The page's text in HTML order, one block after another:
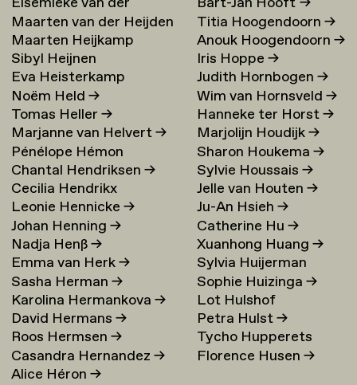
Heijden→
Maarten van der Heijden
→
Maarten Heijkamp
Sibyl Heijnen
Eva Heisterkamp
Noëm Held→
Tomas Heller→
Marjanne van Helvert→
Pénélope Hémon
Chantal Hendriksen→
Cecilia Hendrikx
Leonie Hennicke→
Johan Henning→
Nadja Henß→
Emma van Herk→
Sasha Herman→
Karolina Hermankova→
David Hermans→
Roos Hermsen→
Casandra Hernandez→
Alice Héron→
Titia Hoogendoorn→
Anouk Hoogendoorn→
Iris Hoppe→
Judith Hornbogen→
Wim van Hornsveld→
Hanneke ter Horst→
Marjolijn Houdijk→
Sharon Houkema→
Sylvie Houssais→
Jelle van Houten→
Ju-An Hsieh→
Catherine Hu→
Xuanhong Huang→
Sylvia Huijerman
Sophie Huizinga→
Lot Hulshof
Petra Hulst→
Tycho Hupperets
Florence Husen→